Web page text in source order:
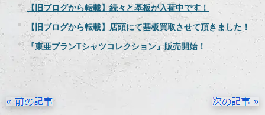
【旧ブログから転載】続々と基板が入荷中です！
【旧ブログから転載】店頭にて基板買取させて頂きました！
『東亜プランTシャツコレクション』販売開始！